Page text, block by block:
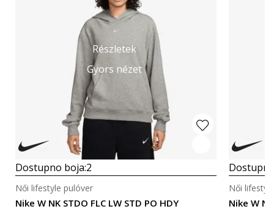
Részletek
Gyors nézet
Dostupno boja:2
Nike W NK STDO FLC LW STD PO HDY
Női lifestyle pulóver
Nike W
Női